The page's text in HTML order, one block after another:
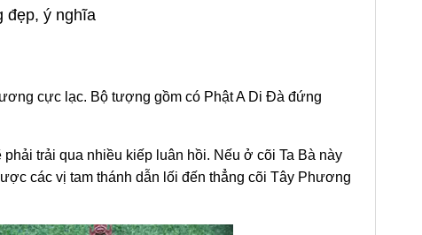
đẹp, ý nghĩa
cực lạc. Bộ tượng gồm có Phật A Di Đà đứng
trải qua nhiều kiếp luân hồi. Nếu ở cõi Ta Bà này
các vị tam thánh dẫn lối đến thẳng cõi Tây Phương